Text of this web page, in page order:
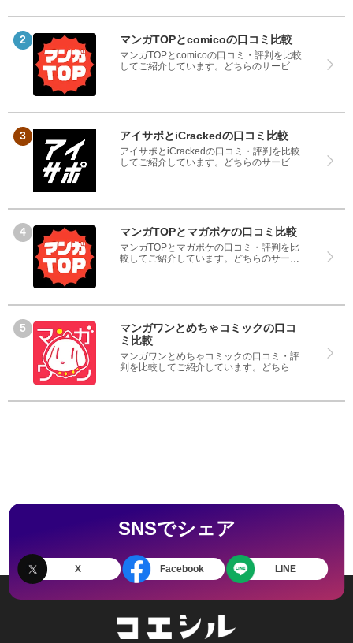
て、iPhone修理工房とiCrackedのどちらを
マンガTOPとcomicoの口コミ比較
マンガTOPとcomicoの口コミ・評判を比較
してご紹介しています。どちらのサービス
てください。
アイサポとiCrackedの口コミ比較
アイサポとiCrackedの口コミ・評判を比較
してご紹介しています。どちらのサービス
てください。
マンガTOPとマガポケの口コミ比較
マンガTOPとマガポケの口コミ・評判を比
較してご紹介しています。どちらのサービ
にしてください。
マンガワンとめちゃコミックの口コ
ミ比較
マンガワンとめちゃコミックの口コミ・評
判を比較してご紹介しています。どちらの
て、マンガワンとめちゃコミックのどちら
SNSでシェア
X Facebook LINE